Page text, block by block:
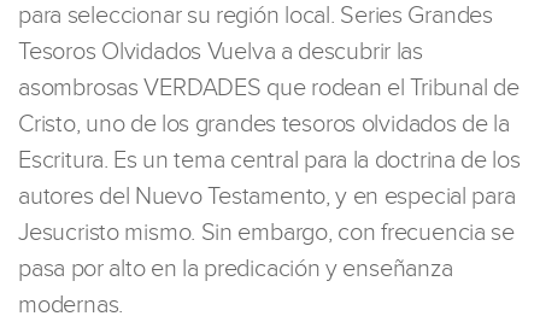
para seleccionar su región local. Series Grandes
Tesoros Olvidados Vuelva a descubrir las
asombrosas VERDADES que rodean el Tribunal de
Cristo, uno de los grandes tesoros olvidados de la
Escritura. Es un tema central para la doctrina de los
autores del Nuevo Testamento, y en especial para
Jesucristo mismo. Sin embargo, con frecuencia se
pasa por alto en la predicación y enseñanza
modernas.